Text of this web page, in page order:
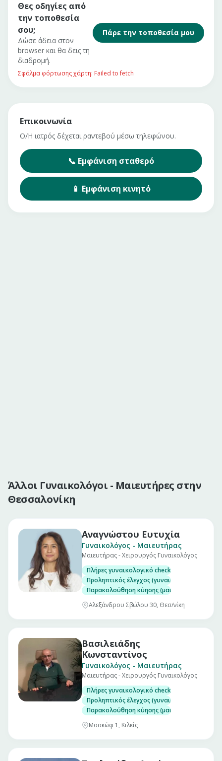
Θες οδηγίες από
την τοποθεσία
σου;
Δώσε άδεια στον
browser και θα δεις τη
διαδρομή.
Πάρε την τοποθεσία μου
Σφάλμα φόρτωσης χάρτη: Failed to fetch
Επικοινωνία
Ο/Η ιατρός δέχεται ραντεβού μέσω τηλεφώνου.
📞 Εμφάνιση σταθερό
📱 Εμφάνιση κινητό
Άλλοι Γυναικολόγοι - Μαιευτήρες στην
Θεσσαλονίκη
Αναγνώστου Ευτυχία
Γυναικολόγος - Μαιευτήρας
Μαιευτήρας - Χειρουργός Γυναικολόγος
Πλήρες γυναικολογικό check up (επίσκεψη)
Προληπτικός έλεγχος (γυναικολογικός
Παρακολούθηση κύησης (μαιευτικός
Αλεξάνδρου Σβώλου 30, Θεσ/νίκη
Βασιλειάδης
Κωνσταντίνος
Γυναικολόγος - Μαιευτήρας
Μαιευτήρας - Χειρουργός Γυναικολόγος
Πλήρες γυναικολογικό check up (επίσκεψη)
Προληπτικός έλεγχος (γυναικολογικός
Παρακολούθηση κύησης (μαιευτικός
Μοσκώφ 1, Κιλκίς